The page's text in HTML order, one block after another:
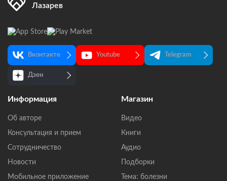
Лазарев
Вконтакте Youtube Telegram
Дзен
Информация
Об авторе
Консультация и прием
Сотрудничество
Новости
Мобильное приложение
Магазин
Видео
Книги
Аудио
Подборки
Тема: болезни